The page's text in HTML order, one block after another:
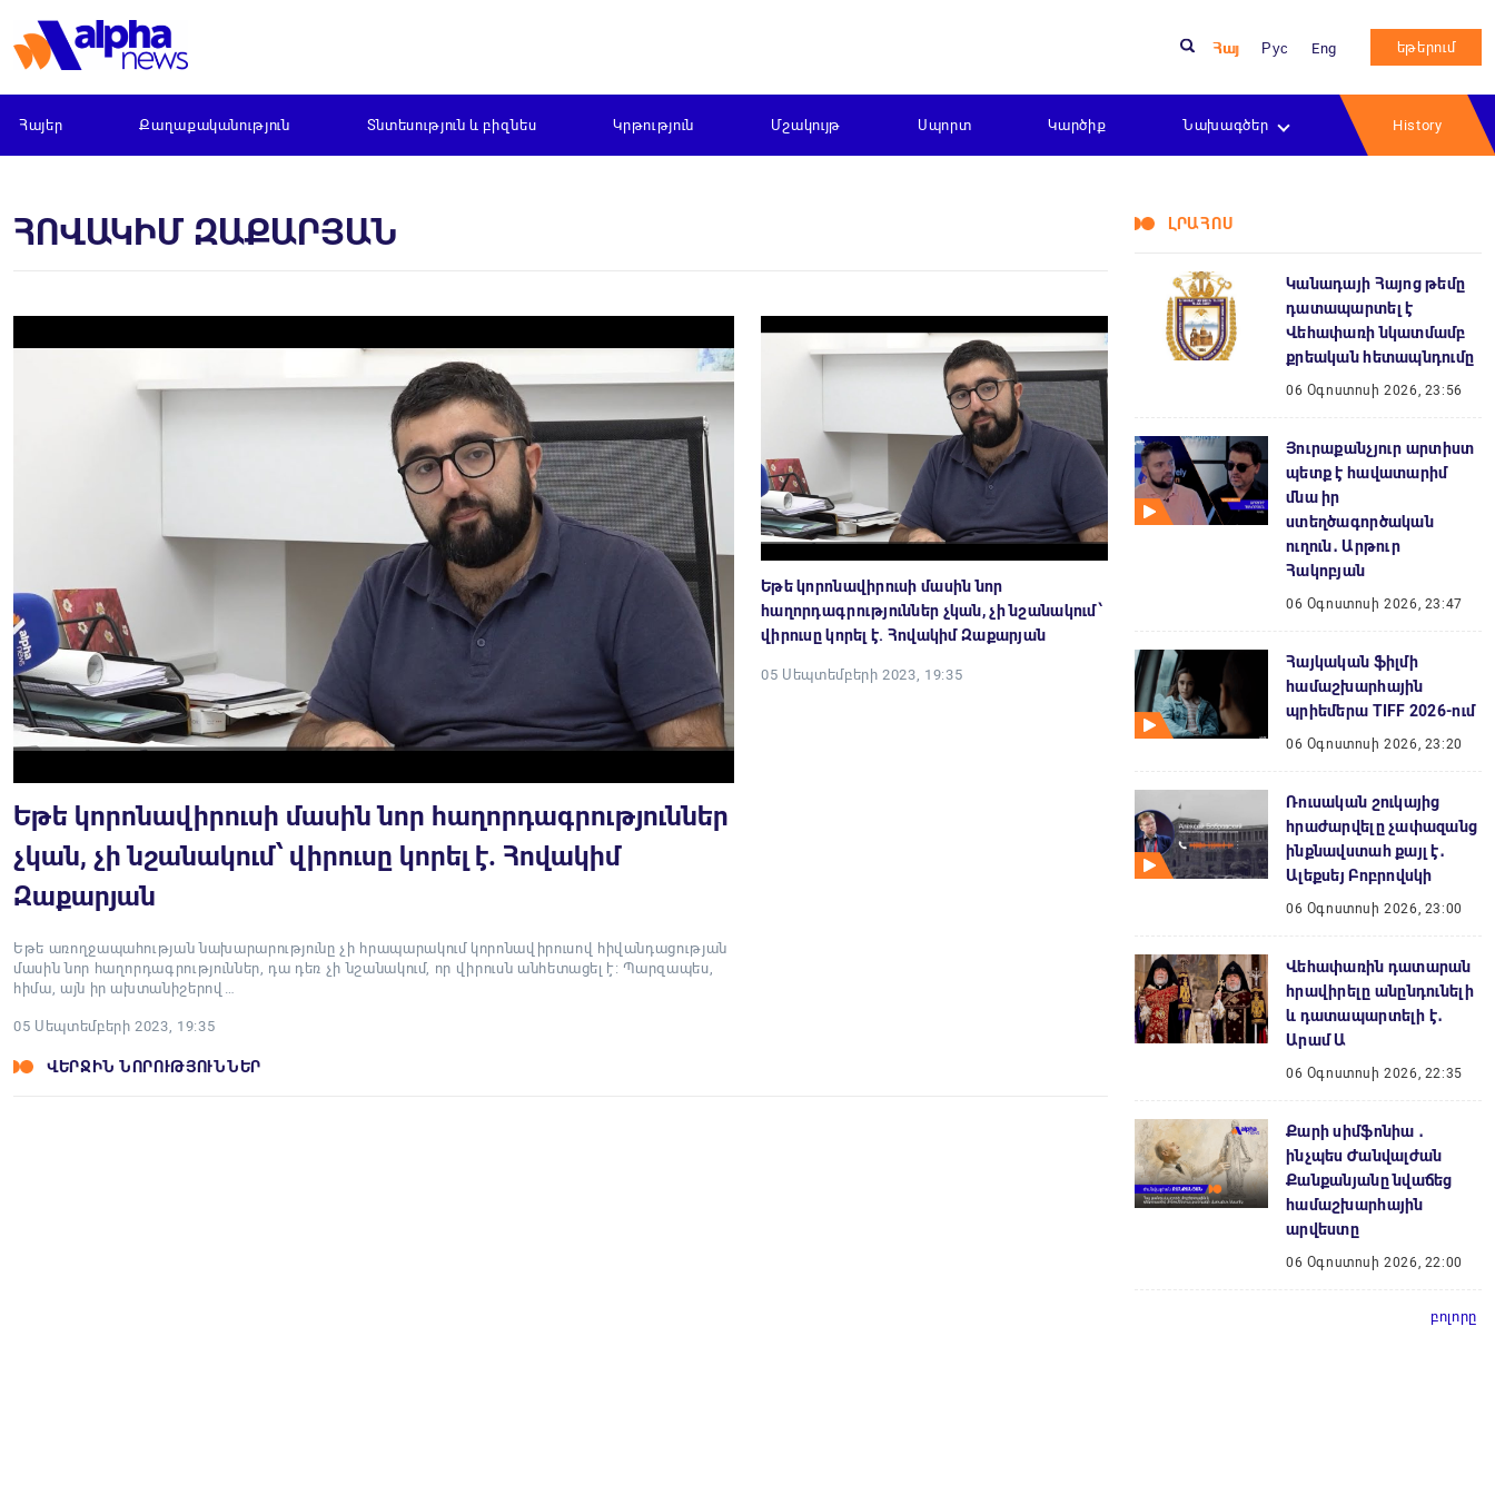
Հայ Рус Eng եթերում
Հայեր Քաղաքականություն Տնտեսություն և բիզնես Կրթություն Մշակույթ Սպորտ Կարծիք Նախագծեր History
ՀՈՎԱԿԻՄ ԶԱՔԱՐՅԱՆ
Եթե կորոնավիրուսի մասին նոր հաղորդագրություններ
չկան, չի նշանակում՝ վիրուսը կորել է. Հովակիմ
Զաքարյան
Եթե առողջապահության նախարարությունը չի հրապարակում կորոնավիրուսով հիվանդացության
մասին նոր հաղորդագրություններ, դա դեռ չի նշանակում, որ վիրուսն անհետացել է: Պարզապես,
հիմա, այն իր ախտանիշերով…
05 Սեպտեմբերի 2023, 19:35
Եթե կորոնավիրուսի մասին նոր
հաղորդագրություններ չկան, չի նշանակում՝
վիրուսը կորել է. Հովակիմ Զաքարյան
05 Սեպտեմբերի 2023, 19:35
ՎԵՐՋԻՆ ՆՈՐՈՒԹՅՈՒՆՆԵՐ
ԼՐԱՀՈՍ
Կանադայի Հայոց թեմը
դատապարտել է
Վեհափառի նկատմամբ
քրեական հետապնդումը
06 Օգոստոսի 2026, 23:56
Յուրաքանչյուր արտիստ
պետք է հավատարիմ
մնա իր
ստեղծագործական
ուղուն․ Արթուր
Հակոբյան
06 Օգոստոսի 2026, 23:47
Հայկական ֆիլմի
համաշխարհային
պրիեմերա TIFF 2026-ում
06 Օգոստոսի 2026, 23:20
Ռուսական շուկայից
հրաժարվելը չափազանց
ինքնավստահ քայլ է․
Ալեքսեյ Բոբրովսկի
06 Օգոստոսի 2026, 23:00
Վեհափառին դատարան
հրավիրելը անընդունելի
և դատապարտելի է․
Արամ Ա
06 Օգոստոսի 2026, 22:35
Քարի սիմֆոնիա ․
ինչպես Ժանվալժան
Քանքանյանը նվաճեց
համաշխարհային
արվեստը
06 Օգոստոսի 2026, 22:00
բոլորը